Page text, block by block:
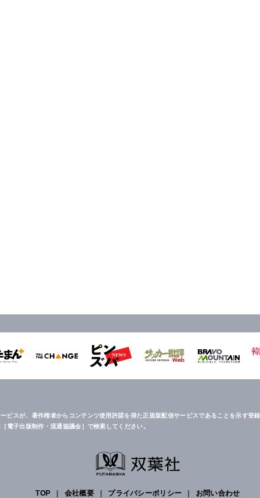
ビスが、著作権者からコンテンツ使用許諾を得た正規版配信サービスであることを示す登
電子出版制作・流通協議会］で検索してください。
TOP 会社概要 プライバシーポリシー お問い合わせ